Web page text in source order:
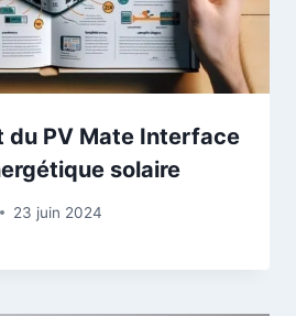
du PV Mate Interface
solaire
23 juin 2024